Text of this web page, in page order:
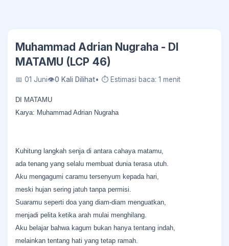
Muhammad Adrian Nugraha - DI
MATAMU (LCP 46)
📅 01 Juni👁0 Kali Dilihat• ⏱ Estimasi baca: 1 menit
DI MATAMU
Karya: Muhammad Adrian Nugraha
Kuhitung langkah senja di antara cahaya matamu,
ada tenang yang selalu membuat dunia terasa utuh.
Aku mengagumi caramu tersenyum kepada hari,
meski hujan sering jatuh tanpa permisi.
Suaramu seperti doa yang diam-diam menguatkan,
menjadi pelita ketika arah mulai menghilang.
Aku belajar bahwa kagum bukan hanya tentang indah,
melainkan tentang hati yang tetap ramah.